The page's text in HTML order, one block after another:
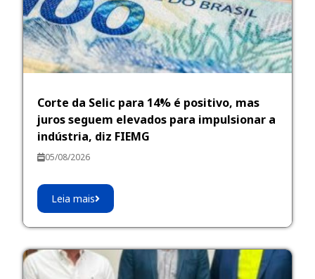
Corte da Selic para 14% é positivo, mas
juros seguem elevados para impulsionar a
indústria, diz FIEMG
05/08/2026
Leia mais